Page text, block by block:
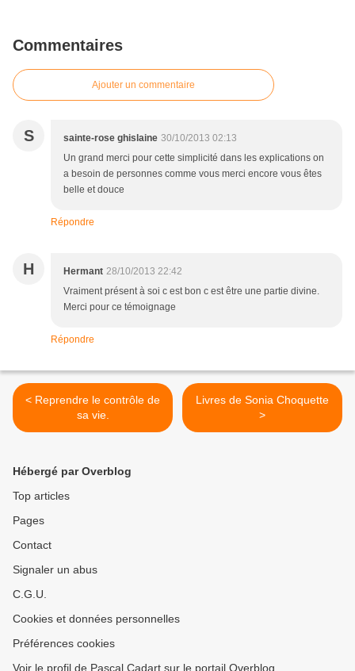
Commentaires
Ajouter un commentaire
S sainte-rose ghislaine 30/10/2013 02:13
Un grand merci pour cette simplicité dans les explications on
a besoin de personnes comme vous merci encore vous êtes
belle et douce
Répondre
H Hermant 28/10/2013 22:42
Vraiment présent à soi c est bon c est être une partie divine.
Merci pour ce témoignage
Répondre
< Reprendre le contrôle de
sa vie.
Livres de Sonia Choquette
>
Hébergé par Overblog
Top articles
Pages
Contact
Signaler un abus
C.G.U.
Cookies et données personnelles
Préférences cookies
Voir le profil de Pascal Cadart sur le portail Overblog